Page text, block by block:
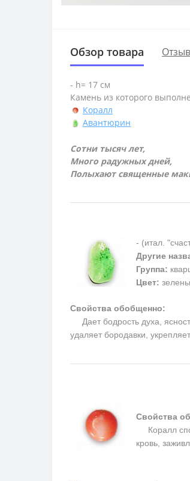
Обзор товара
- h= 17 см
Камень из которого
Коралл
Авантюрин
Сотни тысяч лет,
Много радужных дней,
Полыхают священные
- (итал.
Другие
Группа:
Цвет:
Свойства обобщенно:
Дает бодрость духа,
удаляет бородавки,
Свойства
Коралл
кровь,